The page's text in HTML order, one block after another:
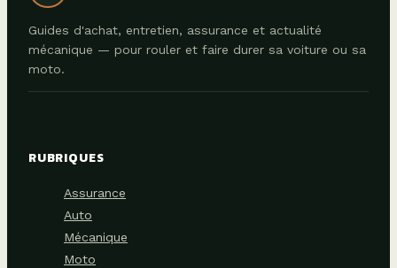
Guides d'achat, entretien, assurance et actualité
mécanique — pour rouler et faire durer sa voiture ou sa
moto.
RUBRIQUES
Assurance
Auto
Mécanique
Moto